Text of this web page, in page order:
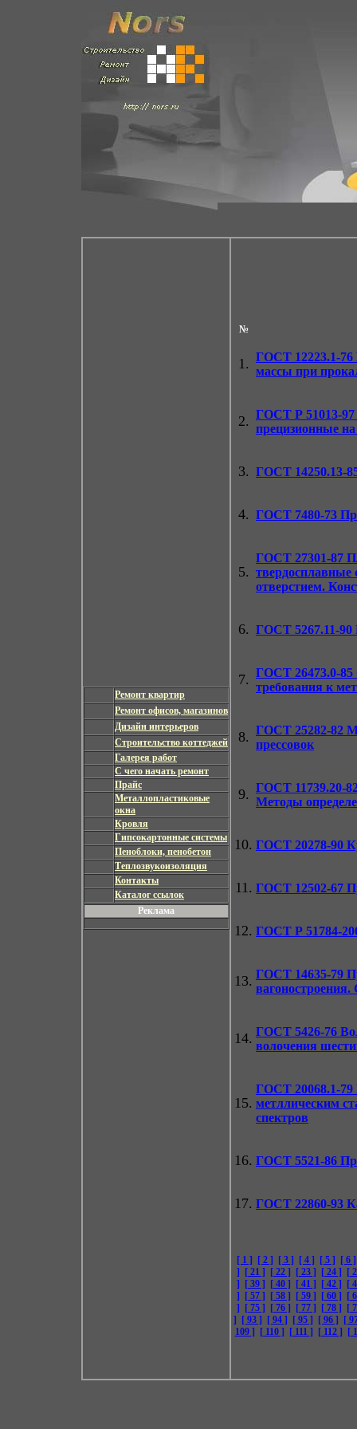
Ремонт квартир
Ремонт офисов, магазинов
Дизайн интерьеров
Строительство коттеджей
Галерея работ
С чего начать ремонт
Прайс
Металлопластиковые
окна
Кровля
Гипсокартонные системы
Пеноблоки, пенобетон
Теплозвукоизоляция
Контакты
Каталог ссылок
Реклама
№
1. ГОСТ 12223.1-76
массы при
2. ГОСТ Р 51013-97
прецизионные
3. ГОСТ 14250.13-
4. ГОСТ 7480-73
5.
ГОСТ 27301-87
твердосплавные
отверстием.
6. ГОСТ 5267.11-90
7. ГОСТ 26473.0-85
требования к
8. ГОСТ 25282-82
прессовок
9. ГОСТ 11739.20-
Методы
10. ГОСТ 20278-90
11. ГОСТ 12502-67
12. ГОСТ Р 51784-
13. ГОСТ 14635-79
14. ГОСТ 5426-76
волочения
15.
ГОСТ 20068.1-79
метллическим
спектров
16. ГОСТ 5521-86
17. ГОСТ 22860-93
[ 1 ] [ 2 ] [ 3 ] [ 4 ] [ 5 ]
[ 6 ]
]
[ 21 ] [ 22 ] [ 23 ] [ 24 ]
[
]
[ 39 ] [ 40 ] [ 41 ] [ 42 ]
[
]
[ 57 ] [ 58 ] [ 59 ] [ 60 ]
[
]
[ 75 ] [ 76 ] [ 77 ] [ 78 ]
[
]
[ 93 ] [ 94 ] [ 95 ] [ 96 ]
[
109 ]
[ 110 ] [ 111 ] [ 112 ] [